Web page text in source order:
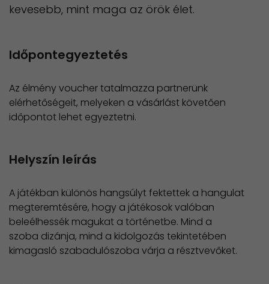
kevesebb, mint maga az örök élet.
Időpontegyeztetés
Az élmény voucher tatalmazza partnerünk
elérhetőségeit, melyeken a vásárlást követően
időpontot lehet egyeztetni.
Helyszín leírás
A játékban különös hangsúlyt fektettek a hangulat
megteremtésére, hogy a játékosok valóban
beleélhessék magukat a történetbe. Mind a
szoba dizánja, mind a kidolgozás tekintetében
kimagasló szabadulószoba várja a résztvevőket.